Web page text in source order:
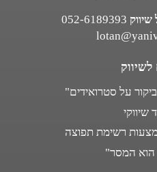
052-6189393
לשיווק
על סטרואידים"
שיווקי
רשימת תפוצה
הוא המסר"